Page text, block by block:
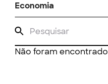
Economia
Não foram